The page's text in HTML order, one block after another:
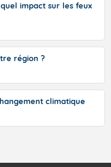
impact sur les feux
région ?
climatique